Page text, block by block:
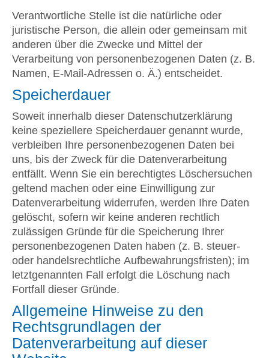
Verantwortliche Stelle ist die natürliche oder
juristische Person, die allein oder gemeinsam mit
anderen über die Zwecke und Mittel der
Verarbeitung von personenbezogenen Daten (z. B.
Namen, E-Mail-Adressen o. Ä.) entscheidet.
Speicherdauer
Soweit innerhalb dieser Datenschutzerklärung
keine speziellere Speicherdauer genannt wurde,
verbleiben Ihre personenbezogenen Daten bei
uns, bis der Zweck für die Datenverarbeitung
entfällt. Wenn Sie ein berechtigtes Löschersuchen
geltend machen oder eine Einwilligung zur
Datenverarbeitung widerrufen, werden Ihre Daten
gelöscht, sofern wir keine anderen rechtlich
zulässigen Gründe für die Speicherung Ihrer
personenbezogenen Daten haben (z. B. steuer-
oder handelsrechtliche Aufbewahrungsfristen); im
letztgenannten Fall erfolgt die Löschung nach
Fortfall dieser Gründe.
Allgemeine Hinweise zu den
Rechtsgrundlagen der
Datenverarbeitung auf dieser